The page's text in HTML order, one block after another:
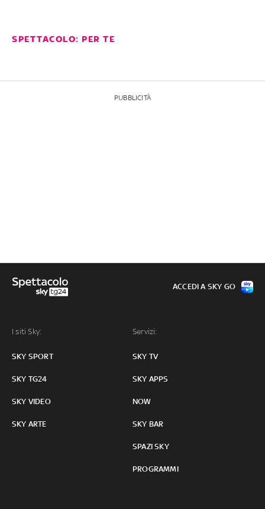
SPETTACOLO: PER TE
PUBBLICITÀ
I siti Sky:
SKY SPORT
SKY TG24
SKY VIDEO
SKY ARTE
Servizi:
SKY TV
SKY APPS
NOW
SKY BAR
SPAZI SKY
PROGRAMMI
ACCEDI A SKY GO